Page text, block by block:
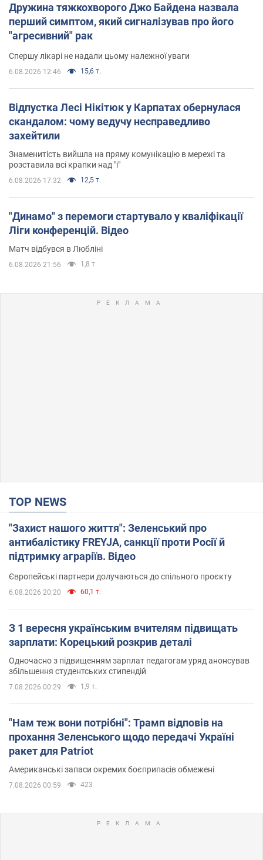
Дружина тяжкохворого Джо Байдена назвала
перший симптом, який сигналізував про його
"агресивний" рак
Спершу лікарі не надали цьому належної уваги
6.08.2026 12:46 15,6 т.
Відпустка Лесі Нікітюк у Карпатах обернулася
скандалом: чому ведучу несправедливо
захейтили
Знаменитість вийшла на пряму комунікацію в мережі та
розставила всі крапки над "і"
6.08.2026 17:32 12,5 т.
"Динамо" з перемоги стартувало у кваліфікації
Ліги конференцій. Відео
Матч відбувся в Любліні
6.08.2026 21:56 1,8 т.
TOP NEWS
"Захист нашого життя": Зеленський про
антибалістику FREYJA, санкції проти Росії й
підтримку аграріїв. Відео
Європейські партнери долучаються до спільного проєкту
6.08.2026 20:20 60,1 т.
З 1 вересня українським вчителям підвищать
зарплати: Корецький розкрив деталі
Одночасно з підвищенням зарплат педагогам уряд анонсував
збільшення студентських стипендій
7.08.2026 00:29 1,9 т.
"Нам теж вони потрібні": Трамп відповів на
прохання Зеленського щодо передачі Україні
ракет для Patriot
Американські запаси окремих боєприпасів обмежені
7.08.2026 00:59 423